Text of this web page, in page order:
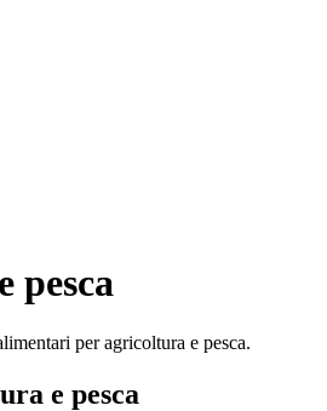
pesca
per agricoltura e pesca.
e pesca